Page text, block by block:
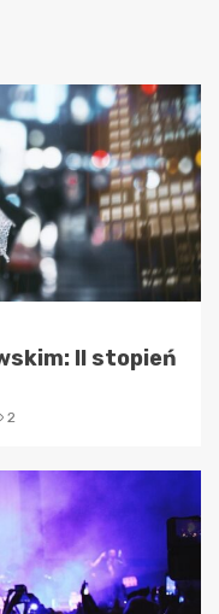
II stopień
2